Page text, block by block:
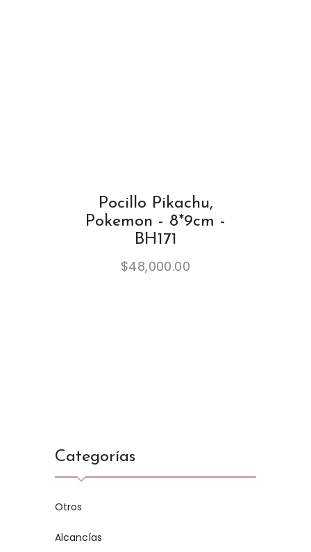
Pocillo Pikachu,
Pokemon - 8*9cm -
BH171
$48,000.00
Categorías
Otros
Alcancías